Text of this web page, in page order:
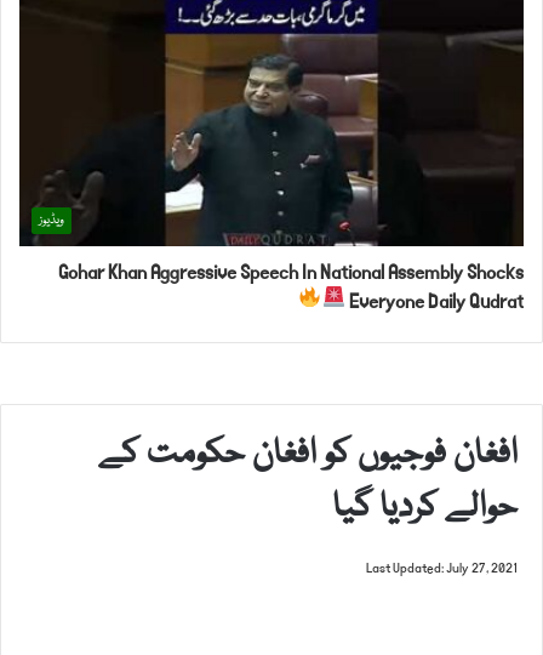
ویڈیوز
Gohar Khan Aggressive Speech In National Assembly Shocks
Everyone Daily Qudrat